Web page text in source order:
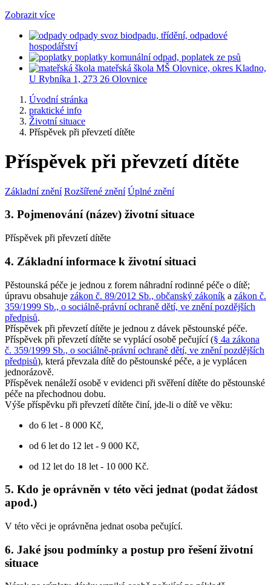
Zobrazit více
odpady svoz biodpadu, třídění, odpadové
hospodářství
poplatky komunální odpad, poplatek ze psů
mateřská škola MŠ Olovnice, okres Kladno,
U Rybníka 1, 273 26 Olovnice
Úvodní stránka
praktické info
Životní situace
Příspěvek při převzetí dítěte
Příspěvek při převzetí dítěte
Základní znění Rozšířené znění Úplné znění
3. Pojmenování (název) životní situace
Příspěvek při převzetí dítěte
4. Základní informace k životní situaci
Pěstounská péče je jednou z forem náhradní rodinné péče o dítě;
úpravu obsahuje zákon č. 89/2012 Sb., občanský zákoník a zákon č.
359/1999 Sb., o sociálně-právní ochraně dětí, ve znění pozdějších
předpisů.
Příspěvek při převzetí dítěte je jednou z dávek pěstounské péče.
Příspěvek při převzetí dítěte se vyplácí osobě pečující (§ 4a zákona
č. 359/1999 Sb., o sociálně-právní ochraně dětí, ve znění pozdějších
předpisů), která převzala dítě do pěstounské péče, a je vyplácen
jednorázově.
Příspěvek nenáleží osobě v evidenci při svěření dítěte do pěstounské
péče na přechodnou dobu.
Výše příspěvku při převzetí dítěte činí, jde-li o dítě ve věku:
do 6 let - 8 000 Kč,
od 6 let do 12 let - 9 000 Kč,
od 12 let do 18 let - 10 000 Kč.
5. Kdo je oprávněn v této věci jednat (podat žádost
apod.)
V této věci je oprávněna jednat osoba pečující.
6. Jaké jsou podmínky a postup pro řešení životní
situace